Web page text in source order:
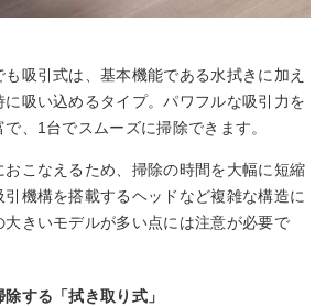
吸引式は、基本機能である水拭きに加え
吸い込めるタイプ。パワフルな吸引力を
、1台でスムーズに掃除できます。
こなえるため、掃除の時間を大幅に短縮
機構を搭載するヘッドなど複雑な構造に
大きいモデルが多い点には注意が必要で
する「拭き取り式」